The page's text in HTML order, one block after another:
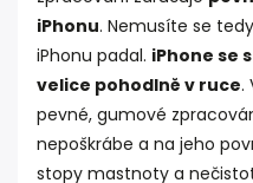
iPhonu. Nemusíte se
iPhonu padal. iPhone se
velice pohodlně v ruce.
pevné, gumové
nepoškrábe a na jeho
stopy mastnoty a